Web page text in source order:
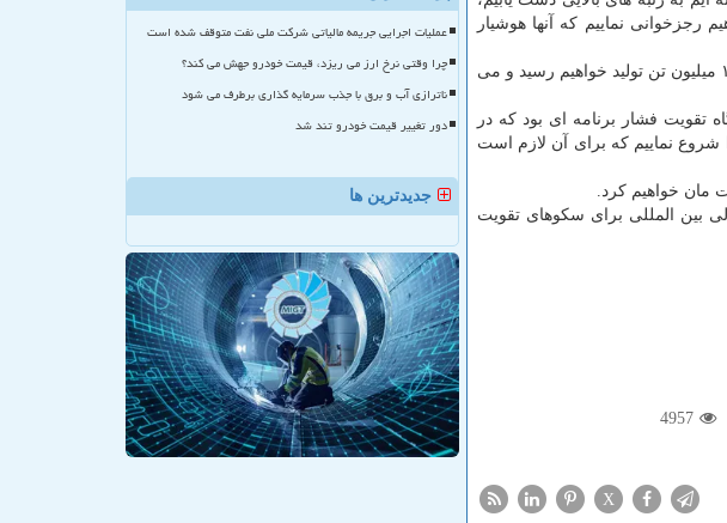
رجزخوانی نماییم كه آنها هوشیار
وزیر نفت همینطور در حوزه اقدامات صورت گرفته در بخش پتروشیمی، اظهار داشت: امسال به بیشتر از ۱۰۰ میلیون تن تولید خواهیم رسید و می
برنامه ایستگاه تقویت فشار برنامه ای بود كه در
شروع نماییم كه برای آن لازم است
مان خواهیم كرد.
بین المللی برای سكوهای تقویت
4957
X
عملیات اجرایی جریمه مالیاتی شرکت ملی نفت متوقف شده است
چرا وقتی نرخ ارز می ریزد، قیمت خودرو جهش می کند؟
ناترازی آب و برق با جذب سرمایه گذاری برطرف می شود
دور تغییر قیمت خودرو تند شد
جدیدترین ها